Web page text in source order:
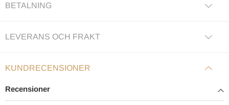
BETALNING
LEVERANS OCH FRAKT
KUNDRECENSIONER
Recensioner